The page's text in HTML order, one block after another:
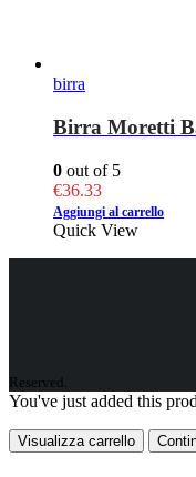
birra
Birra Moretti
0 out of 5
€36.33
Aggiungi al carrello
Quick View
Reserved.
You've just added this
Visualizza carrello